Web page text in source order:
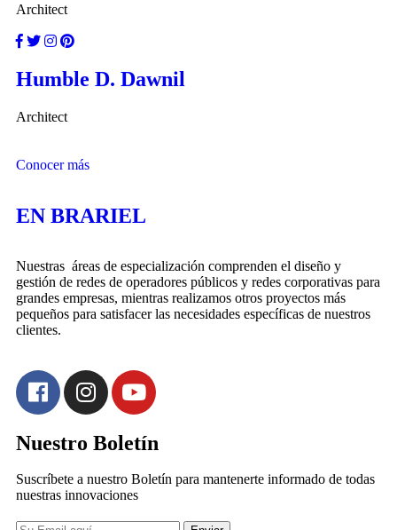
Architect
Humble D. Dawnil
Architect
Conocer más
EN BRARIEL
Nuestras áreas de especialización comprenden el diseño y
gestión de redes de operadores públicos y redes corporativas para
grandes empresas, mientras realizamos otros proyectos más
pequeños para satisfacer las necesidades específicas de nuestros
clientes.
Nuestro Boletín
Suscríbete a nuestro Boletín para mantenerte informado de todas
nuestras innovaciones